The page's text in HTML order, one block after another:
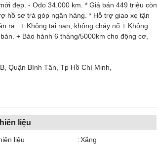
đẹp. - Odo 34.000 km. * Giá bán 449 triệu còn
hồ sơ trả góp ngân hàng. * Hỗ trợ giao xe tận
ra : + Không tai nạn, không cháy nổ + Không
+ Bảo hành 6 tháng/5000km cho động cơ,
Quận Bình Tân, Tp Hồ Chí Minh,
liệu
liệu Xăng